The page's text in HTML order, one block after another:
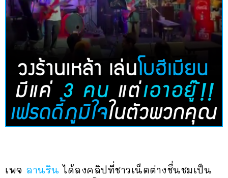
เพจ ลานริน ได้ลงคลิปที่ชาวเน็ตต่างชื่นชมเป็น